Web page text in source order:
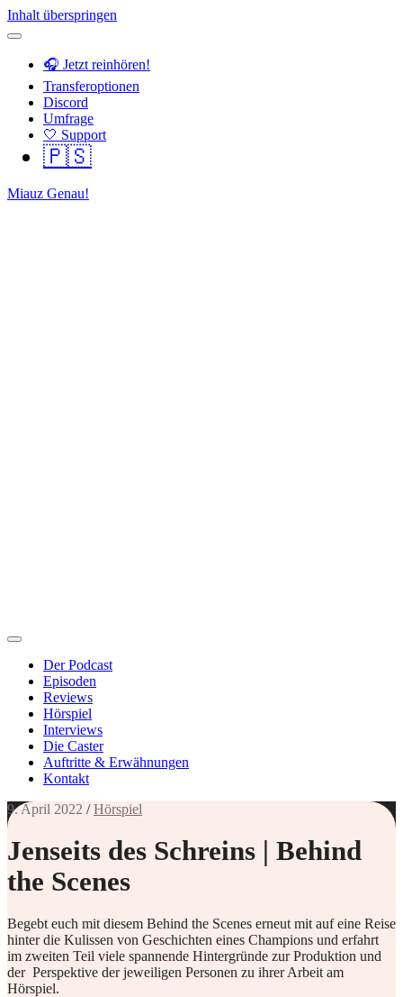
Inhalt überspringen
🎧 Jetzt reinhören!
Transferoptionen
Discord
Umfrage
🤍 Support
🇵🇸
Miauz Genau!
Der Podcast
Episoden
Reviews
Hörspiel
Interviews
Die Caster
Auftritte & Erwähnungen
Kontakt
9. April 2022 /Hörspiel
Jenseits des Schreins | Behind
the Scenes
Begebt euch mit diesem Behind the Scenes erneut mit auf eine Reise
hinter die Kulissen von Geschichten eines Champions und erfahrt
im zweiten Teil viele spannende Hintergründe zur Produktion und
der Perspektive der jeweiligen Personen zu ihrer Arbeit am
Hörspiel.